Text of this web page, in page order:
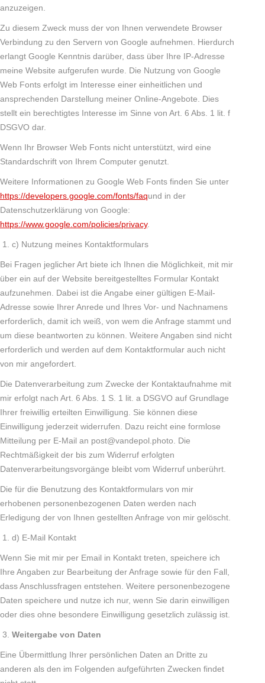
anzuzeigen.
Zu diesem Zweck muss der von Ihnen verwendete Browser
Verbindung zu den Servern von Google aufnehmen. Hierdurch
erlangt Google Kenntnis darüber, dass über Ihre IP-Adresse
meine Website aufgerufen wurde. Die Nutzung von Google
Web Fonts erfolgt im Interesse einer einheitlichen und
ansprechenden Darstellung meiner Online-Angebote. Dies
stellt ein berechtigtes Interesse im Sinne von Art. 6 Abs. 1 lit. f
DSGVO dar.
Wenn Ihr Browser Web Fonts nicht unterstützt, wird eine
Standardschrift von Ihrem Computer genutzt.
Weitere Informationen zu Google Web Fonts finden Sie unter
https://developers.google.com/fonts/faqund in der
Datenschutzerklärung von Google:
https://www.google.com/policies/privacy.
c) Nutzung meines Kontaktformulars
Bei Fragen jeglicher Art biete ich Ihnen die Möglichkeit, mit mir
über ein auf der Website bereitgestelltes Formular Kontakt
aufzunehmen. Dabei ist die Angabe einer gültigen E-Mail-
Adresse sowie Ihrer Anrede und Ihres Vor- und Nachnamens
erforderlich, damit ich weiß, von wem die Anfrage stammt und
um diese beantworten zu können. Weitere Angaben sind nicht
erforderlich und werden auf dem Kontaktformular auch nicht
von mir angefordert.
Die Datenverarbeitung zum Zwecke der Kontaktaufnahme mit
mir erfolgt nach Art. 6 Abs. 1 S. 1 lit. a DSGVO auf Grundlage
Ihrer freiwillig erteilten Einwilligung. Sie können diese
Einwilligung jederzeit widerrufen. Dazu reicht eine formlose
Mitteilung per E-Mail an post@vandepol.photo. Die
Rechtmäßigkeit der bis zum Widerruf erfolgten
Datenverarbeitungsvorgänge bleibt vom Widerruf unberührt.
Die für die Benutzung des Kontaktformulars von mir
erhobenen personenbezogenen Daten werden nach
Erledigung der von Ihnen gestellten Anfrage von mir gelöscht.
d) E-Mail Kontakt
Wenn Sie mit mir per Email in Kontakt treten, speichere ich
Ihre Angaben zur Bearbeitung der Anfrage sowie für den Fall,
dass Anschlussfragen entstehen. Weitere personenbezogene
Daten speichere und nutze ich nur, wenn Sie darin einwilligen
oder dies ohne besondere Einwilligung gesetzlich zulässig ist.
Weitergabe von Daten
Eine Übermittlung Ihrer persönlichen Daten an Dritte zu
anderen als den im Folgenden aufgeführten Zwecken findet